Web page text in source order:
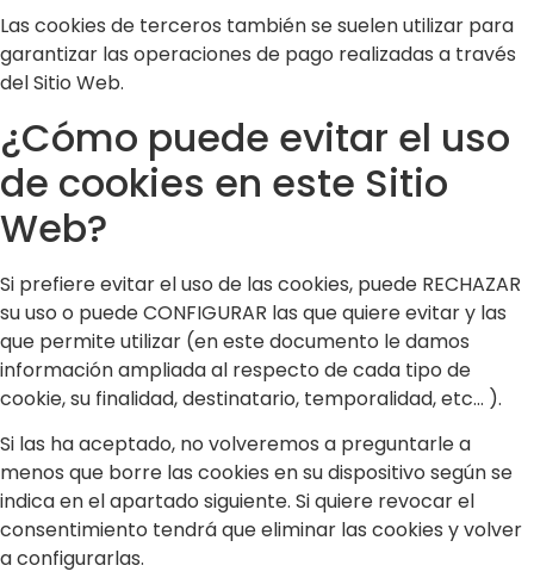
Las cookies de terceros también se suelen utilizar para
garantizar las operaciones de pago realizadas a través
del Sitio Web.
¿Cómo puede evitar el uso
de cookies en este Sitio
Web?
Si prefiere evitar el uso de las cookies, puede RECHAZAR
su uso o puede CONFIGURAR las que quiere evitar y las
que permite utilizar (en este documento le damos
información ampliada al respecto de cada tipo de
cookie, su finalidad, destinatario, temporalidad, etc... ).
Si las ha aceptado, no volveremos a preguntarle a
menos que borre las cookies en su dispositivo según se
indica en el apartado siguiente. Si quiere revocar el
consentimiento tendrá que eliminar las cookies y volver
a configurarlas.